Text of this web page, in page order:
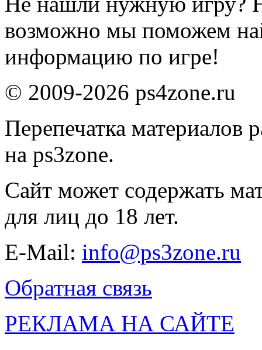
возможно мы поможем
информацию по игре!
© 2009-2026 ps4zone.ru
Перепечатка материалов
на ps3zone.
Сайт может содержать
для лиц до 18 лет.
E-Mail: info@ps3zone.ru
Обратная связь
РЕКЛАМА НА САЙТЕ